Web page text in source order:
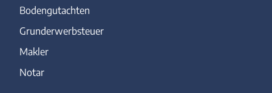
Bodengutachten
Grunderwerbsteuer
Makler
Notar